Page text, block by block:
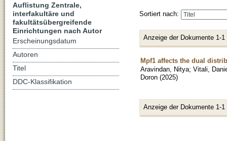
Sortiert nach:
Anzeige der Dokumente 1-1
Mpf1 affects the dual
Aravindan, Nitya; Vitali,
Doron (2025)
Anzeige der Dokumente 1-1
Auflistung Zentrale,
interfakultäre und
fakultätsübergreifende
Einrichtungen nach Autor
Erscheinungsdatum
Autoren
Titel
DDC-Klassifikation